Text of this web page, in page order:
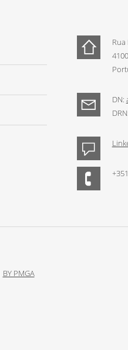
Rua
DN:
DRN:
BY PMGA